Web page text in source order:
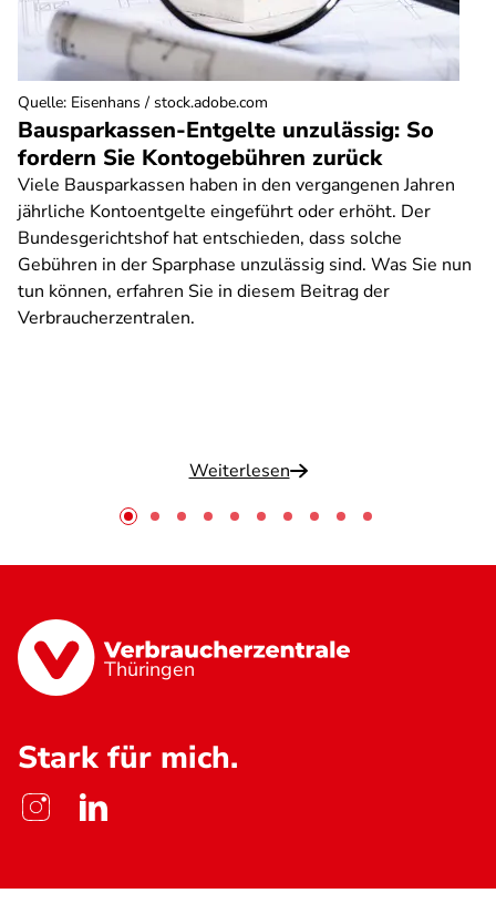
Bausparkassen-Entgelte unzulässig: So
fordern Sie Kontogebühren zurück
Viele Bausparkassen haben in den vergangenen Jahren
jährliche Kontoentgelte eingeführt oder erhöht. Der
Bundesgerichtshof hat entschieden, dass solche
Gebühren in der Sparphase unzulässig sind. Was Sie nun
tun können, erfahren Sie in diesem Beitrag der
Verbraucherzentralen.
Weiterlesen
Quelle: Eisenhans / stock.adobe.com
Thüringen
Stark für mich.